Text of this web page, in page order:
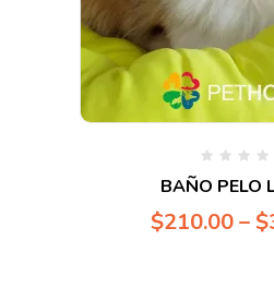
en
de
BAÑO PELO
$210.00–$